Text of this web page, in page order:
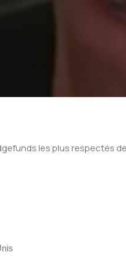
les plus respectés